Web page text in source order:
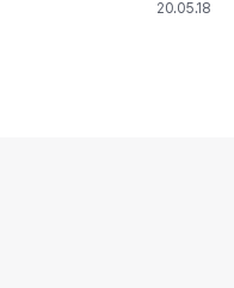
20.05.18